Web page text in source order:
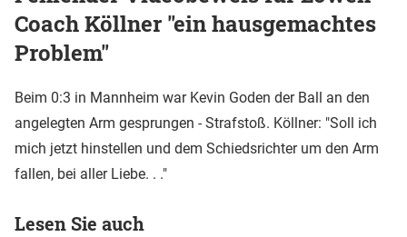
Coach Köllner "ein hausgemachtes
Problem"
Beim 0:3 in Mannheim war Kevin Goden der Ball an den
angelegten Arm gesprungen - Strafstoß. Köllner: "Soll ich
mich jetzt hinstellen und dem Schiedsrichter um den Arm
fallen, bei aller Liebe. . ."
Lesen Sie auch